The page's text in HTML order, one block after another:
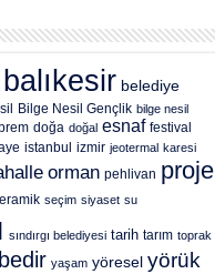
balıkesir belediye
Bilge Nesil Gençlik bilge nesil
doğa doğal esnaf festival
istanbul izmir jeotermal karesi
orman pehlivan proje
seçim siyaset su
sındırgı belediyesi tarih tarım toprak
yaşam yöresel yörük